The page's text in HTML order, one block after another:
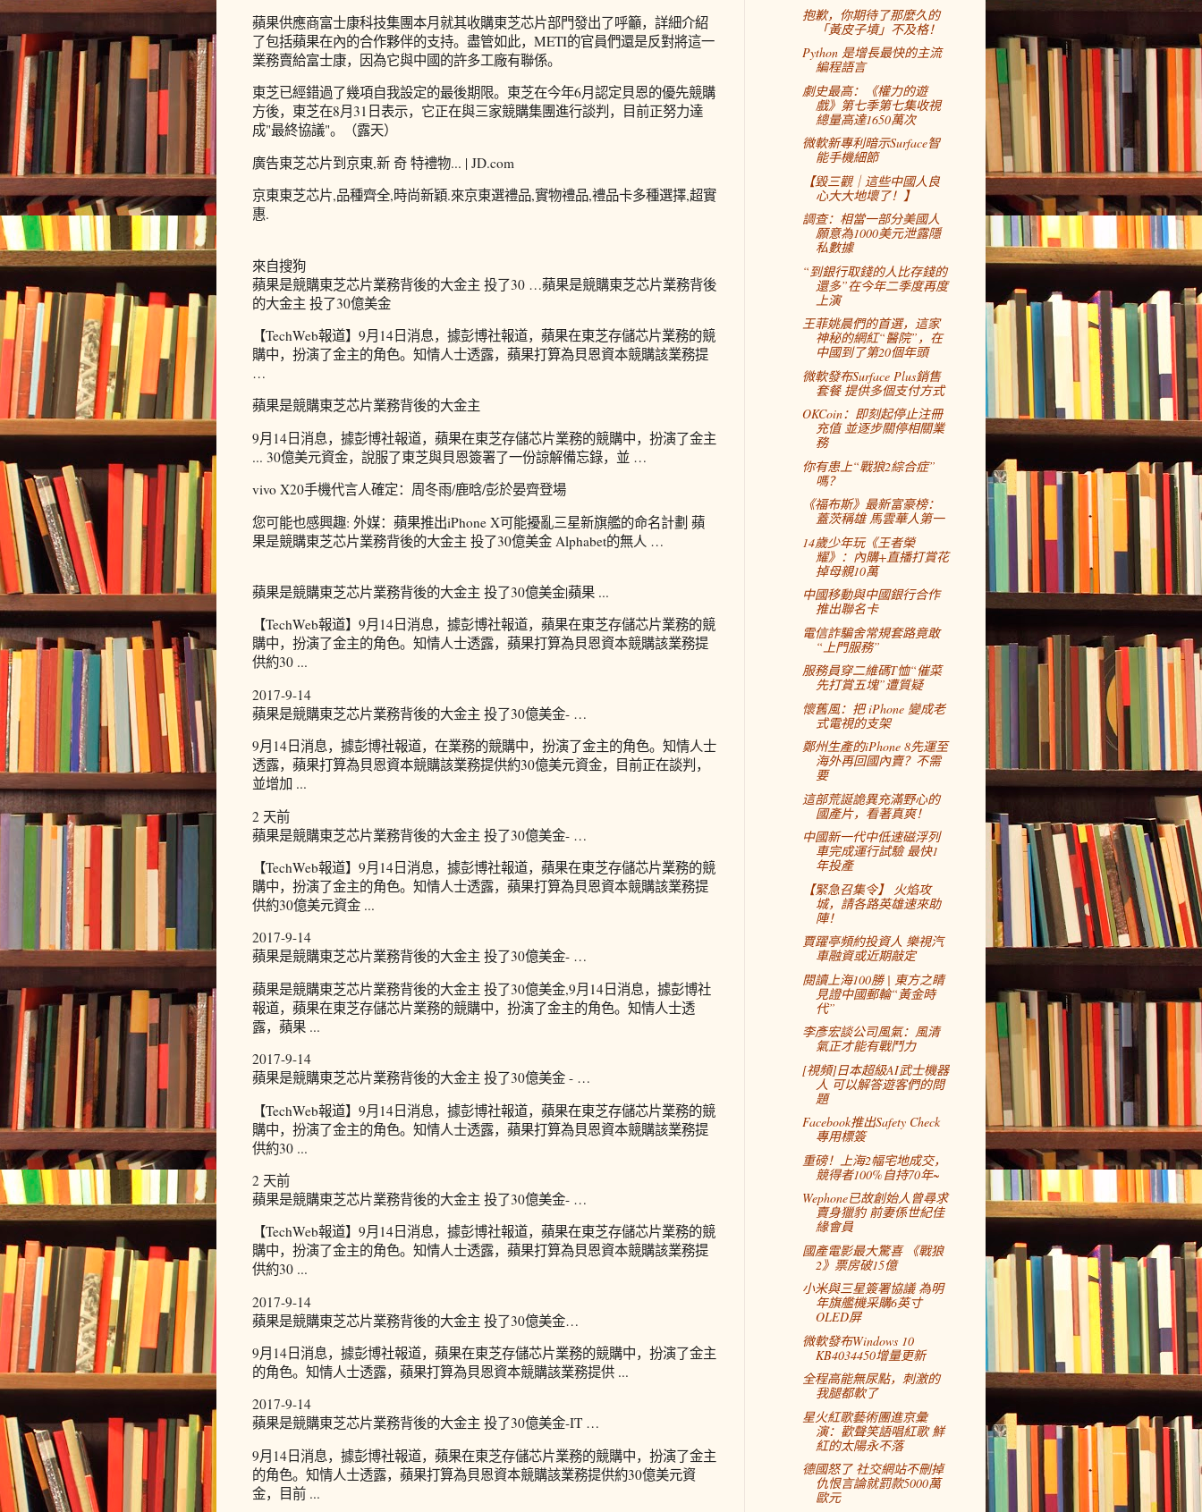
蘋果供應商富士康科技集團本月就其收購東芝芯片部門發出了呼籲，詳細介紹
了包括蘋果在內的合作夥伴的支持。盡管如此，METI的官員們還是反對將這一
業務賣給富士康，因為它與中國的許多工廠有聯係。
東芝已經錯過了幾項自我設定的最後期限。東芝在今年6月認定貝恩的優先競購
方後，東芝在8月31日表示，它正在與三家競購集團進行談判，目前正努力達
成"最終協議"。（露天）
廣告東芝芯片到京東,新 奇 特禮物... | JD.com
京東東芝芯片,品種齊全,時尚新穎.來京東選禮品,實物禮品,禮品卡多種選擇,超實
惠.
來自搜狗
蘋果是競購東芝芯片業務背後的大金主 投了30 …蘋果是競購東芝芯片業務背後
的大金主 投了30億美金
【TechWeb報道】9月14日消息，據彭博社報道，蘋果在東芝存儲芯片業務的競
購中，扮演了金主的角色。知情人士透露，蘋果打算為貝恩資本競購該業務提
…
蘋果是競購東芝芯片業務背後的大金主
9月14日消息，據彭博社報道，蘋果在東芝存儲芯片業務的競購中，扮演了金主
... 30億美元資金，說服了東芝與貝恩簽署了一份諒解備忘錄，並 …
vivo X20手機代言人確定：周冬雨/鹿晗/彭於晏齊登場
您可能也感興趣: 外媒：蘋果推出iPhone X可能擾亂三星新旗艦的命名計劃 蘋
果是競購東芝芯片業務背後的大金主 投了30億美金 Alphabet的無人 …
蘋果是競購東芝芯片業務背後的大金主 投了30億美金|蘋果 ...
【TechWeb報道】9月14日消息，據彭博社報道，蘋果在東芝存儲芯片業務的競
購中，扮演了金主的角色。知情人士透露，蘋果打算為貝恩資本競購該業務提
供約30 ...
2017-9-14
蘋果是競購東芝芯片業務背後的大金主 投了30億美金- …
9月14日消息，據彭博社報道，在業務的競購中，扮演了金主的角色。知情人士
透露，蘋果打算為貝恩資本競購該業務提供約30億美元資金，目前正在談判，
並增加 ...
2 天前
蘋果是競購東芝芯片業務背後的大金主 投了30億美金- …
【TechWeb報道】9月14日消息，據彭博社報道，蘋果在東芝存儲芯片業務的競
購中，扮演了金主的角色。知情人士透露，蘋果打算為貝恩資本競購該業務提
供約30億美元資金 ...
2017-9-14
蘋果是競購東芝芯片業務背後的大金主 投了30億美金- …
蘋果是競購東芝芯片業務背後的大金主 投了30億美金,9月14日消息，據彭博社
報道，蘋果在東芝存儲芯片業務的競購中，扮演了金主的角色。知情人士透
露，蘋果 ...
2017-9-14
蘋果是競購東芝芯片業務背後的大金主 投了30億美金 - …
【TechWeb報道】9月14日消息，據彭博社報道，蘋果在東芝存儲芯片業務的競
購中，扮演了金主的角色。知情人士透露，蘋果打算為貝恩資本競購該業務提
供約30 ...
2 天前
蘋果是競購東芝芯片業務背後的大金主 投了30億美金- …
【TechWeb報道】9月14日消息，據彭博社報道，蘋果在東芝存儲芯片業務的競
購中，扮演了金主的角色。知情人士透露，蘋果打算為貝恩資本競購該業務提
供約30 ...
2017-9-14
蘋果是競購東芝芯片業務背後的大金主 投了30億美金…
9月14日消息，據彭博社報道，蘋果在東芝存儲芯片業務的競購中，扮演了金主
的角色。知情人士透露，蘋果打算為貝恩資本競購該業務提供 ...
2017-9-14
蘋果是競購東芝芯片業務背後的大金主 投了30億美金-IT …
9月14日消息，據彭博社報道，蘋果在東芝存儲芯片業務的競購中，扮演了金主
的角色。知情人士透露，蘋果打算為貝恩資本競購該業務提供約30億美元資
金，目前 ...
抱歉，你期待了那麼久的
「黃皮子墳」不及格！
Python 是增長最快的主流
編程語言
劇史最高：《權力的遊
戲》第七季第七集收視
總量高達1650萬次
微軟新專利暗示Surface智
能手機細節
【毀三觀｜這些中國人良
心大大地壞了！】
調查：相當一部分美國人
願意為1000美元泄露隱
私數據
“到銀行取錢的人比存錢的
還多”在今年二季度再度
上演
王菲姚晨們的首選，這家
神秘的網紅“醫院”，在
中國到了第20個年頭
微軟發布Surface Plus銷售
套餐 提供多個支付方式
OKCoin：即刻起停止注冊
充值 並逐步關停相關業
務
你有患上“戰狼2綜合症”
嗎？
《福布斯》最新富豪榜：
蓋茨稱雄 馬雲華人第一
14歲少年玩《王者榮
耀》：內購+直播打賞花
掉母親10萬
中國移動與中國銀行合作
推出聯名卡
電信詐騙舍常規套路竟敢
“上門服務”
服務員穿二維碼T恤“催菜
先打賞五塊”遭質疑
懷舊風：把 iPhone 變成老
式電視的支架
鄭州生產的iPhone 8先運至
海外再回國內賣？不需
要
這部荒誕詭異充滿野心的
國產片，看著真爽！
中國新一代中低速磁浮列
車完成運行試驗 最快1
年投產
【緊急召集令】 火焰攻
城，請各路英雄速來助
陣！
賈躍亭頻約投資人 樂視汽
車融資或近期敲定
閱讀上海100勝 | 東方之睛
見證中國郵輪“黃金時
代”
李彥宏談公司風氣：風清
氣正才能有戰鬥力
[視頻]日本超級AI武士機器
人 可以解答遊客們的問
題
Facebook推出Safety Check
專用標簽
重磅！上海2幅宅地成交，
競得者100%自持70年~
Wephone已故創始人曾尋求
賣身獵豹 前妻係世紀佳
緣會員
國產電影最大驚喜 《戰狼
2》票房破15億
小米與三星簽署協議 為明
年旗艦機采購6英寸
OLED屏
微軟發布Windows 10
KB4034450增量更新
全程高能無尿點，刺激的
我腿都軟了
星火紅歌藝術團進京彙
演：歡聲笑語唱紅歌 鮮
紅的太陽永不落
德國怒了 社交網站不刪掉
仇恨言論就罰款5000萬
歐元